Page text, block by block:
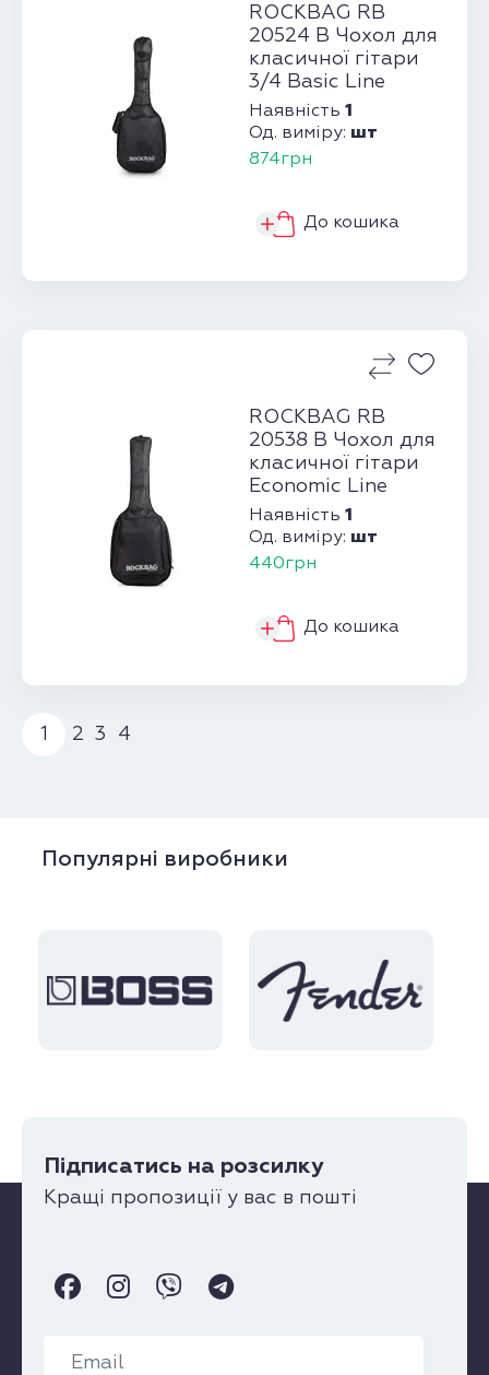
ROCKBAG RB
20524 B Чохол для
класичної гітари
3/4 Basic Line
Наявність 1
Од. виміру: шт
874грн
До кошика
ROCKBAG RB
20538 B Чохол для
класичної гітари
Economic Line
Наявність 1
Од. виміру: шт
440грн
До кошика
1 2 3 4
Популярні виробники
Підписатись на розсилку
Кращі пропозиції у вас в пошті